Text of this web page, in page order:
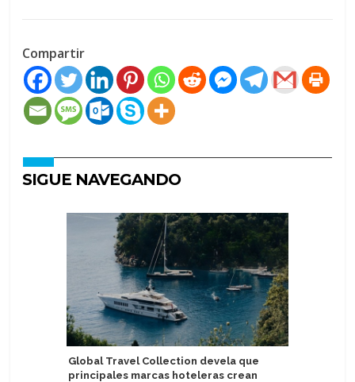
Compartir
SIGUE NAVEGANDO
Global Travel Collection devela que
principales marcas hoteleras crean